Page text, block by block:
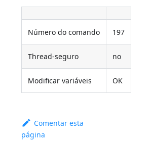
Número do comando 197
Thread-seguro no
Modificar variáveis OK
Comentar esta
página